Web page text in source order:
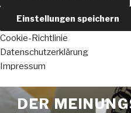
Einstellungen speichern
Cookie-Richtlinie
Datenschutzerklärung
Impressum
Zum
InhaltDER